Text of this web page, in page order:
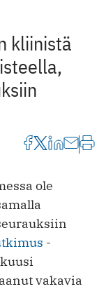
kliinistä
ole
­
vakavia